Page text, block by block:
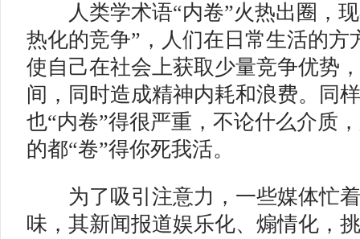
人类学术语“内卷”火热出圈，现
热化的竞争”，人们在日常生活的方
使自己在社会上获取少量竞争优势
间，同时造成精神内耗和浪费。同
也“内卷”得很严重，不论什么介质
的都“卷”得你死我活。
为了吸引注意力，一些媒体忙着
味，其新闻报道娱乐化、煽情化，